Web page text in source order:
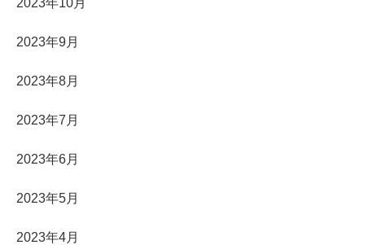
2023年9月
2023年8月
2023年7月
2023年6月
2023年5月
2023年4月